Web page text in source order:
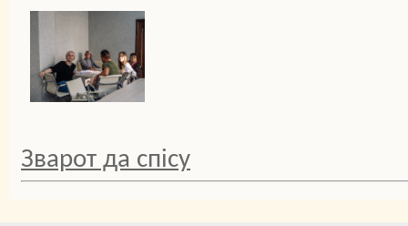
Зварот да спісу